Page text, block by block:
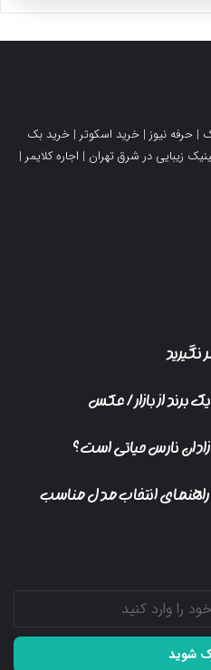
| حرفه نیوز | خرید اسکوتر | خرید بک
زیبایی در شرق تهران | اجاره کلایمر |
نگیرید
از بازار/ عکس
نارس حیاتی است؟
انتخاب مدل مناسب